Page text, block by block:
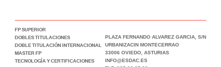
FP SUPERIOR
DOBLES TITULACIONES
DOBLE TITULACIÓN INTERNACIONAL
MASTER FP
TECNOLOGÍA Y CERTIFICACIONES
PLAZA FERNANDO ALVAREZ GARCIA, S/N
URBANIZACIN MONTECERRAO
33006 OVIEDO, ASTURIAS
INFO@ESDAC.ES